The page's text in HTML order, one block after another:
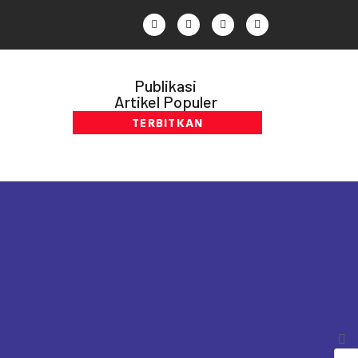
Publikasi
Artikel Populer
TERBITKAN